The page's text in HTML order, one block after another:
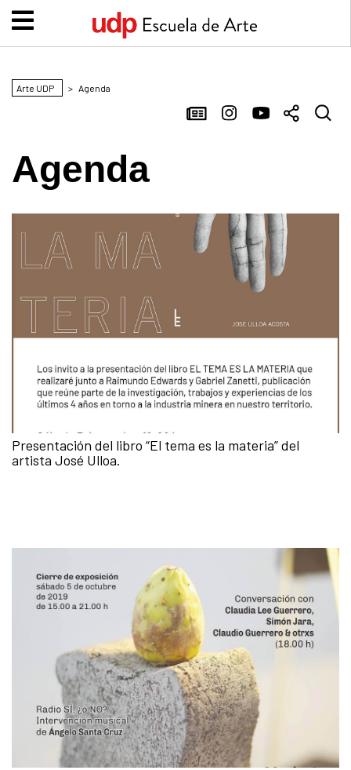
Arte UDP > Agenda
Agenda
Presentación del libro “El tema es la materia” del
artista José Ulloa.